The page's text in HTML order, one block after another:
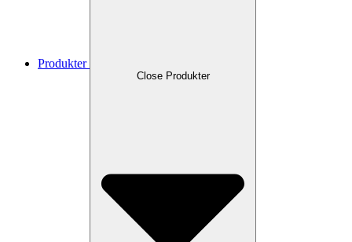
Produkter
Close Produkter